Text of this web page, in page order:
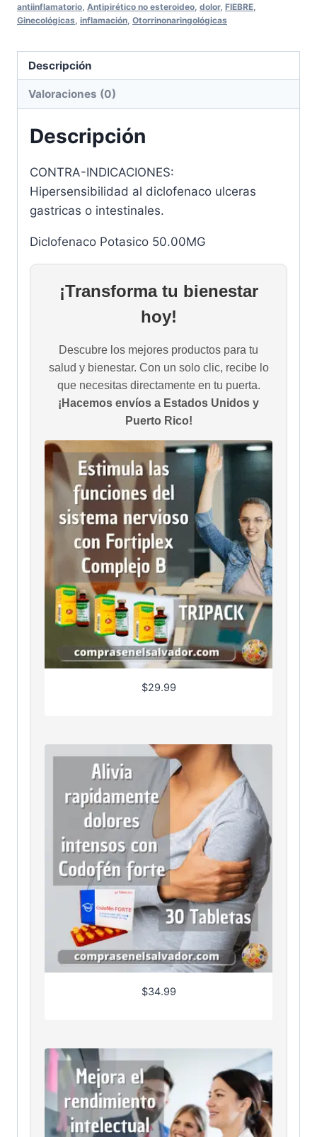
Tabletas
cantidad
antiinflamatorio Antipirético no esteroideo dolor, FIEBRE
Ginecológicas inflamación Otorrinonaringológicas
Descripción
Valoraciones (0)
Descripción
CONTRA-INDICACIONES:
Hipersensibilidad al diclofenaco ulceras
gastricas o intestinales.
Diclofenaco Potasico 50.00MG
¡Transforma tu bienestar
hoy!
Descubre los mejores productos para tu
salud y bienestar. Con un solo clic, recibe lo
que necesitas directamente en tu puerta.
¡Hacemos envíos a Estados Unidos y
Puerto Rico!
$29.99
$34.99